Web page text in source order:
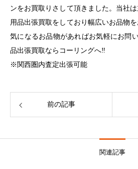
ンをお買取りさして頂きました。当社
用品出張買取をしており幅広いお品物
気になるお品物があればお気軽にお問
品出張買取ならコーリングへ‼︎
※関西圏内査定出張可能
前の記事
関連記事